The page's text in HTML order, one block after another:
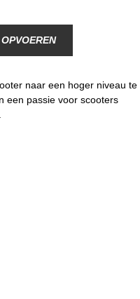
naar een hoger niveau te
een passie voor scooters